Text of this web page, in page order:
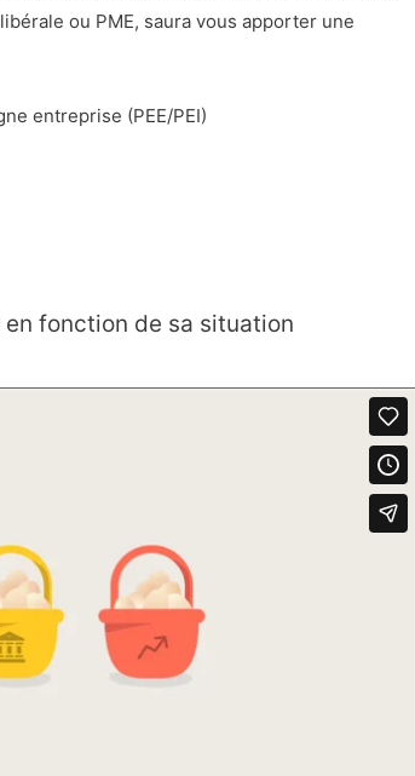
ou PME, saura vous apporter une
entreprise (PEE/PEI)
fonction de sa situation